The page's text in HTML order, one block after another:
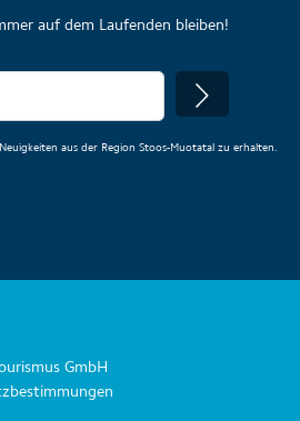
auf dem Laufenden bleiben!
aus der Region Stoos-Muotatal zu erhalten.
GmbH